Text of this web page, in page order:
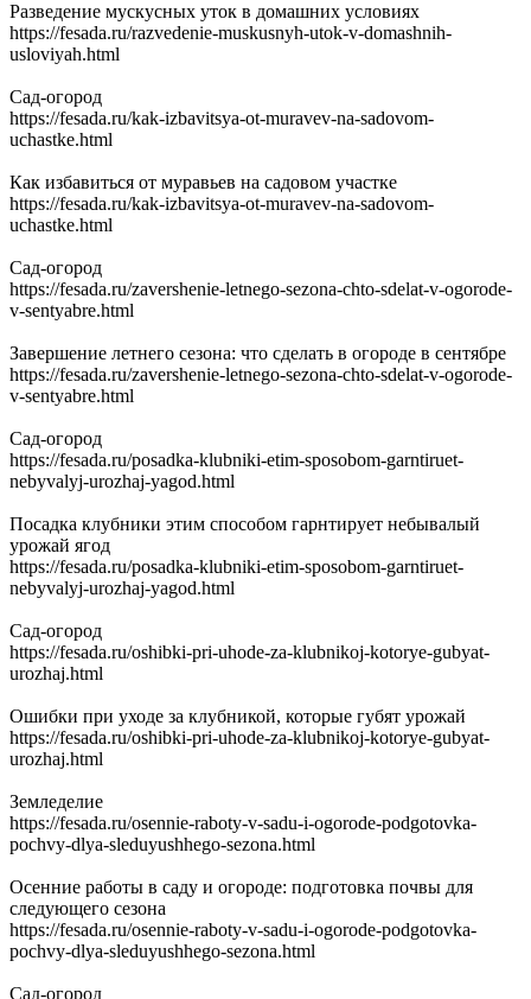
Разведение мускусных уток в домашних условиях
https://fesada.ru/razvedenie-muskusnyh-utok-v-domashnih-
usloviyah.html
Сад-огород
https://fesada.ru/kak-izbavitsya-ot-muravev-na-sadovom-
uchastke.html
Как избавиться от муравьев на садовом участке
https://fesada.ru/kak-izbavitsya-ot-muravev-na-sadovom-
uchastke.html
Сад-огород
https://fesada.ru/zavershenie-letnego-sezona-chto-sdelat-v-ogorode-
v-sentyabre.html
Завершение летнего сезона: что сделать в огороде в сентябре
https://fesada.ru/zavershenie-letnego-sezona-chto-sdelat-v-ogorode-
v-sentyabre.html
Сад-огород
https://fesada.ru/posadka-klubniki-etim-sposobom-garntiruet-
nebyvalyj-urozhaj-yagod.html
Посадка клубники этим способом гарнтирует небывалый
урожай ягод
https://fesada.ru/posadka-klubniki-etim-sposobom-garntiruet-
nebyvalyj-urozhaj-yagod.html
Сад-огород
https://fesada.ru/oshibki-pri-uhode-za-klubnikoj-kotorye-gubyat-
urozhaj.html
Ошибки при уходе за клубникой, которые губят урожай
https://fesada.ru/oshibki-pri-uhode-za-klubnikoj-kotorye-gubyat-
urozhaj.html
Земледелие
https://fesada.ru/osennie-raboty-v-sadu-i-ogorode-podgotovka-
pochvy-dlya-sleduyushhego-sezona.html
Осенние работы в саду и огороде: подготовка почвы для
следующего сезона
https://fesada.ru/osennie-raboty-v-sadu-i-ogorode-podgotovka-
pochvy-dlya-sleduyushhego-sezona.html
Сад-огород